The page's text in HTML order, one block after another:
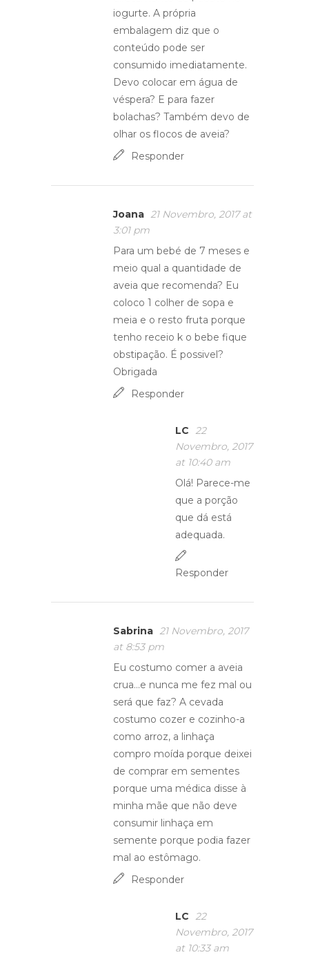
iogurte. A própria
embalagem diz que o
conteúdo pode ser
consumido imediatamente.
Devo colocar em água de
véspera? E para fazer
bolachas? Também devo de
olhar os flocos de aveia?
Responder
Joana 21 Novembro, 2017 at
3:01 pm
Para um bebé de 7 meses e
meio qual a quantidade de
aveia que recomenda? Eu
coloco 1 colher de sopa e
meia e o resto fruta porque
tenho receio k o bebe fique
obstipação. É possivel?
Obrigada
Responder
LC
22
Novembro, 2017
at 10:40 am
Olá! Parece-me
que a porção
que dá está
adequada.
Responder
Sabrina 21 Novembro, 2017
at 8:53 pm
Eu costumo comer a aveia
crua…e nunca me fez mal ou
será que faz? A cevada
costumo cozer e cozinho-a
como arroz, a linhaça
compro moída porque deixei
de comprar em sementes
porque uma médica disse à
minha mãe que não deve
consumir linhaça em
semente porque podia fazer
mal ao estômago.
Responder
LC
22
Novembro, 2017
at 10:33 am